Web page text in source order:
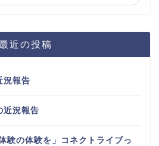
近の投稿
況報告
近況報告
験の体験を」コネクトライブっ